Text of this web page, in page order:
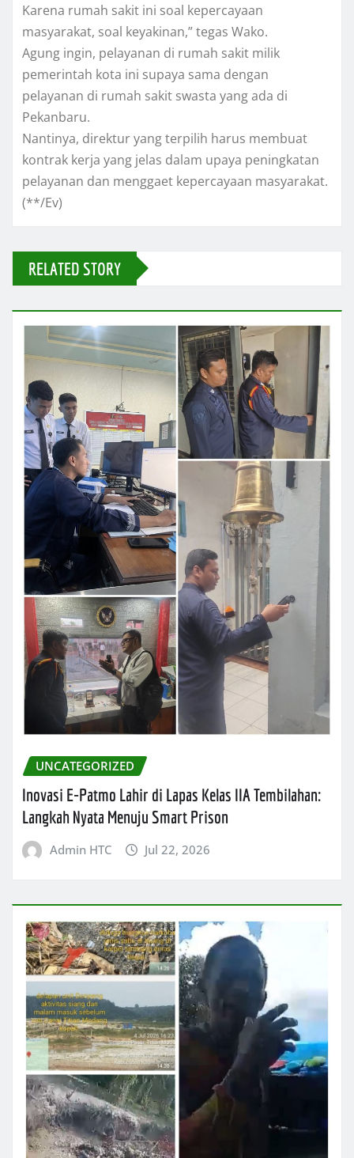
Karena rumah sakit ini soal kepercayaan
masyarakat, soal keyakinan,” tegas Wako.
Agung ingin, pelayanan di rumah sakit milik
pemerintah kota ini supaya sama dengan
pelayanan di rumah sakit swasta yang ada di
Pekanbaru.
Nantinya, direktur yang terpilih harus membuat
kontrak kerja yang jelas dalam upaya peningkatan
pelayanan dan menggaet kepercayaan masyarakat.
(**/Ev)
RELATED STORY
UNCATEGORIZED
Inovasi E-Patmo Lahir di Lapas Kelas IIA Tembilahan:
Langkah Nyata Menuju Smart Prison
Admin HTC Jul 22, 2026